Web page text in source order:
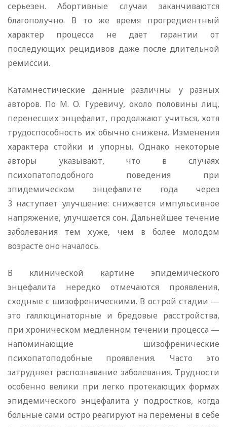
серьезен. Абортивные случаи заканчиваются
благополучно. В то же время прогредиентный
характер процесса не дает гарантии от
последующих рецидивов даже после длительной
ремиссии.
Катамнестические данные различны у разных
авторов. По М. О. Гуревичу, около половины лиц,
перенесших энцефалит, продолжают учиться, хотя
трудоспособность их обычно снижена. Изменения
характера стойки и упорны. Однако некоторые
авторы указывают, что в случаях
психопатоподобного поведения при
эпидемическом энцефалите года через
3 наступает улучшение: снижается импульсивное
напряжение, улучшается сон. Дальнейшее течение
заболевания тем хуже, чем в более молодом
возрасте оно началось.
В клинической картине эпидемического
энцефалита нередко отмечаются проявления,
сходные с шизофреническими. В острой стадии —
это галлюцинаторные и бредовые расстройства,
при хроническом медленном течении процесса —
напоминающие шизофренические
психопатоподобные проявления. Часто это
затрудняет распознавание заболевания. Трудности
особенно велики при легко протекающих формах
эпидемического энцефалита у подростков, когда
больные сами остро реагируют на перемены в себе